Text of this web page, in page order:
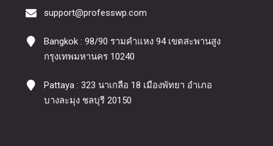
support@professwp.com
Bangkok : 98/90 รามคำแหง 94 เขตสะพานสูง
กรุงเทพมหานคร 10240
Pattaya : 323 นาเกลือ 18 เมืองพัทยา อำเภอ
บางละมุง ชลบุรี 20150